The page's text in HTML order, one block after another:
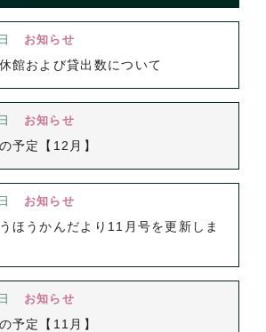
お知らせ
館および貸出数について
お知らせ
予定【12月】
お知らせ
ほうかんだより11月号を更新しま
お知らせ
予定【11月】